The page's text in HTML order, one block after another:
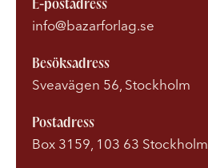
info@bazarforlag.se
Besöksadress
Sveavägen 56, Stockholm
Postadress
Box 3159, 103 63 Stockholm